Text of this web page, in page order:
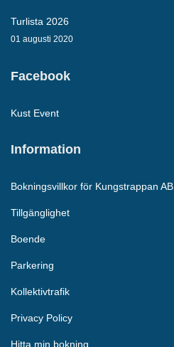
Turlista 2026
01 augusti 2020
Facebook
Kust Event
Information
Bokningsvillkor för Kungstrappan AB
Tillgänglighet
Boende
Parkering
Kollektivtrafik
Privacy Policy
Hitta min bokning